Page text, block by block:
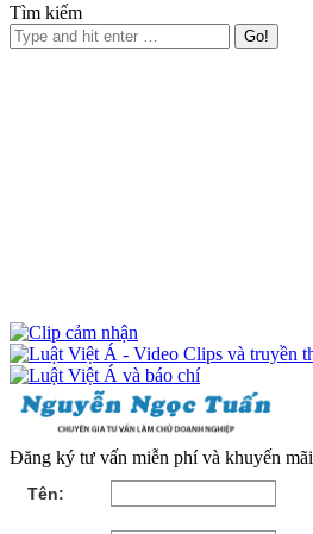
Tìm kiếm
Đăng ký tư vấn miễn phí và khuyến mãi
Tên: